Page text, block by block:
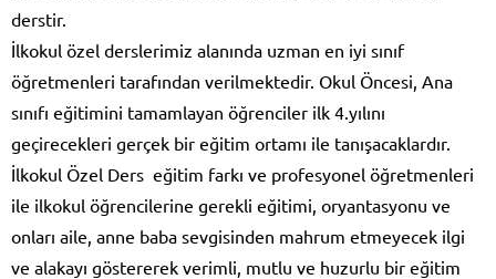
derstir.
İlkokul özel derslerimiz alanında uzman en iyi sınıf
öğretmenleri tarafından verilmektedir. Okul Öncesi, Ana
sınıfı eğitimini tamamlayan öğrenciler ilk 4.yılını
geçirecekleri gerçek bir eğitim ortamı ile tanışacaklardır.
İlkokul Özel Ders eğitim farkı ve profesyonel öğretmenleri
ile ilkokul öğrencilerine gerekli eğitimi, oryantasyonu ve
onları aile, anne baba sevgisinden mahrum etmeyecek ilgi
ve alakayı göstererek verimli, mutlu ve huzurlu bir eğitim